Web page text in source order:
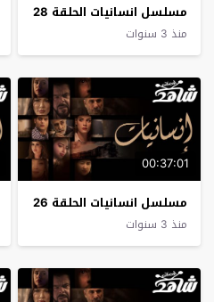
مسلسل انسانيات الحلقة 28
منذ 3 سنوات
00:37:01
مسلسل انسانيات الحلقة 26
منذ 3 سنوات